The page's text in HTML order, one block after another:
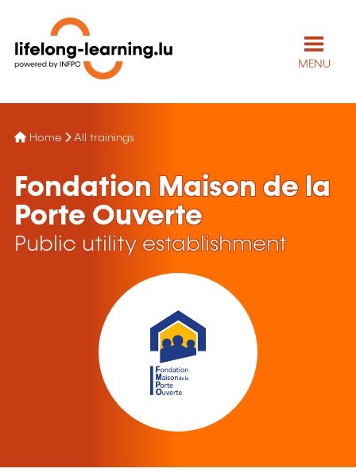
MENU
Home All trainings
Fondation Maison de la
Porte Ouverte
Public utility establishment